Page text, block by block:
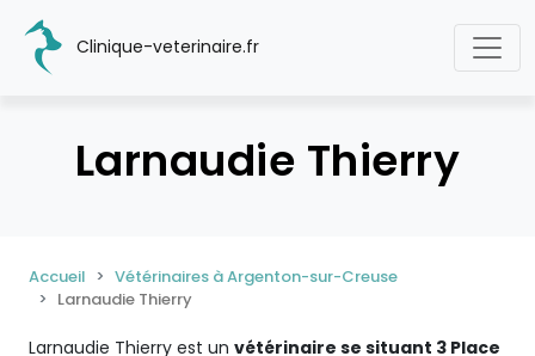
Clinique-veterinaire.fr
Larnaudie Thierry
Accueil
Vétérinaires à Argenton-sur-Creuse
Larnaudie Thierry
Larnaudie Thierry est un vétérinaire se situant 3 Place